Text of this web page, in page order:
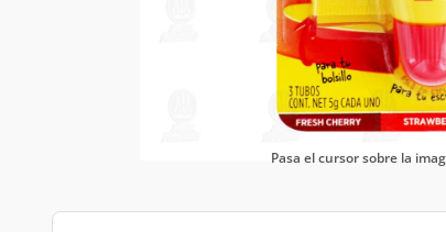
Pasa el cursor sobre la